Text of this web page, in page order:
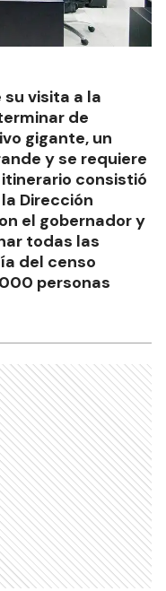
visita a la
de
gigante, un
y se requiere
consistió
Dirección
el gobernador y
todas las
del censo
personas